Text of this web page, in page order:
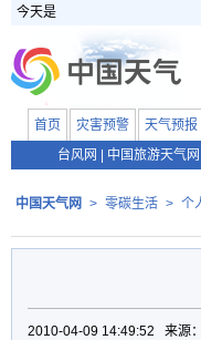
今天是
首页 灾害预警 天气预报
台风网
中国旅游天气网
中国天气网 > 零碳生活 > 个
2010-04-09 14:49:52 来源：